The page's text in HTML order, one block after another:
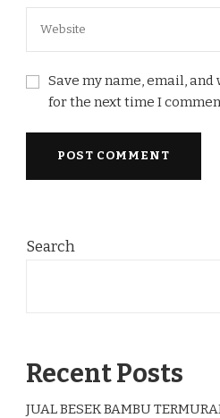
Save my name, email,
for the next time I
Search
Recent Posts
JUAL BESEK BAMBU